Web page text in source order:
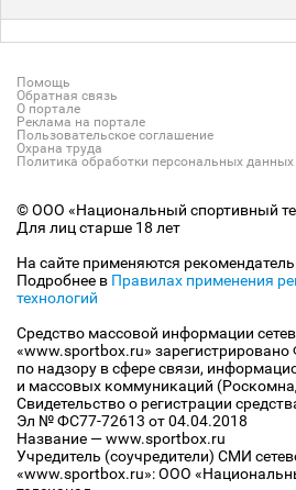
Помощь
Обратная связь
О портале
Реклама на портале
Пользовательское соглашение
Охрана труда
Политика обработки персональных данных
© ООО «Национальный спортивный
Для лиц старше 18 лет
На сайте применяются
Подробнее в Правилах применения
технологий
Средство массовой информации
«www.sportbox.ru»
по надзору в сфере связи,
и массовых коммуникаций
Свидетельство о регистрации
Эл № ФС77-72613 от 04.04.2018
Название — www.sportbox.ru
Учредитель (соучредители) СМИ
«www.sportbox.ru»: ООО